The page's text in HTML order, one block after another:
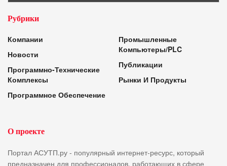
Рубрики
Компании
Новости
Программно-Технические
Комплексы
Программное Обеспечение
Промышленные
Компьютеры/PLC
Публикации
Рынки И Продукты
О проекте
Портал АСУТП.ру - популярный интернет-ресурс, который
предназначен для профессионалов, работающих в сфере